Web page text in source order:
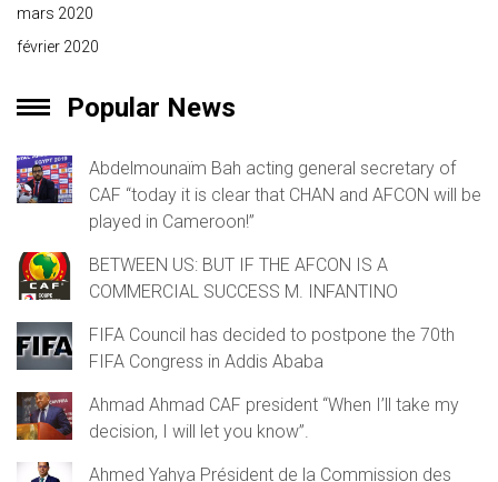
mars 2020
février 2020
Popular News
Abdelmounaïm Bah acting general secretary of
CAF “today it is clear that CHAN and AFCON will be
played in Cameroon!”
BETWEEN US: BUT IF THE AFCON IS A
COMMERCIAL SUCCESS M. INFANTINO
FIFA Council has decided to postpone the 70th
FIFA Congress in Addis Ababa
Ahmad Ahmad CAF president “When I’ll take my
decision, I will let you know”.
Ahmed Yahya Président de la Commission des